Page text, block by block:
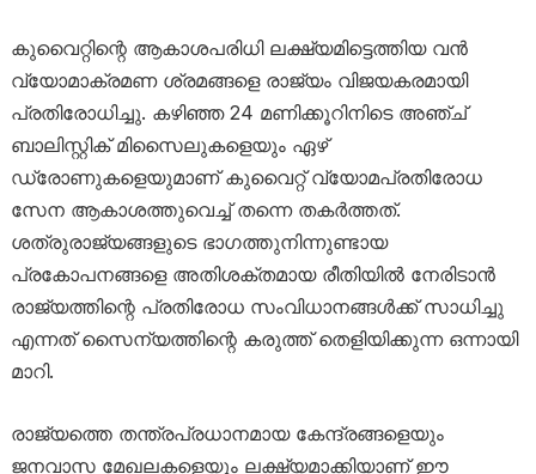
കുവൈറ്റിന്റെ ആകാശപരിധി ലക്ഷ്യമിട്ടെത്തിയ വൻ
വ്യോമാക്രമണ ശ്രമങ്ങളെ രാജ്യം വിജയകരമായി
പ്രതിരോധിച്ചു. കഴിഞ്ഞ 24 മണിക്കൂറിനിടെ അഞ്ച്
ബാലിസ്റ്റിക് മിസൈലുകളെയും ഏഴ്
ഡ്രോണുകളെയുമാണ് കുവൈറ്റ് വ്യോമപ്രതിരോധ
സേന ആകാശത്തുവെച്ച് തന്നെ തകർത്തത്.
ശത്രുരാജ്യങ്ങളുടെ ഭാഗത്തുനിന്നുണ്ടായ
പ്രകോപനങ്ങളെ അതിശക്തമായ രീതിയിൽ നേരിടാൻ
രാജ്യത്തിന്റെ പ്രതിരോധ സംവിധാനങ്ങൾക്ക് സാധിച്ചു
എന്നത് സൈന്യത്തിന്റെ കരുത്ത് തെളിയിക്കുന്ന ഒന്നായി
മാറി.
രാജ്യത്തെ തന്ത്രപ്രധാനമായ കേന്ദ്രങ്ങളെയും
ജനവാസ മേഖലകളെയും ലക്ഷ്യമാക്കിയാണ് ഈ